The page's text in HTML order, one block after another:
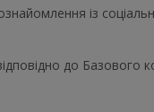
із
до Базового